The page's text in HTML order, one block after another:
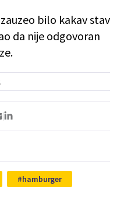
bilo kakav stav
da nije odgovoran
hamburger